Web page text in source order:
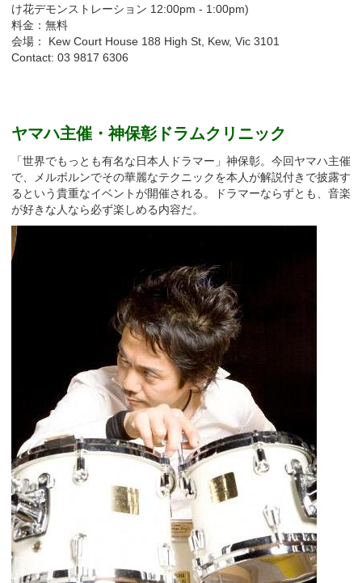
け花デモンストレーション 12:00pm - 1:00pm)
料金：無料
会場： Kew Court House 188 High St, Kew, Vic 3101
Contact: 03 9817 6306
ヤマハ主催・神保彰ドラムクリニック
「世界でもっとも有名な日本人ドラマー」神保彰。今回ヤマハ主催
で、メルボルンでその華麗なテクニックを本人が解説付きで披露す
るという貴重なイベントが開催される。ドラマーならずとも、音楽
が好きな人なら必ず楽しめる内容だ。